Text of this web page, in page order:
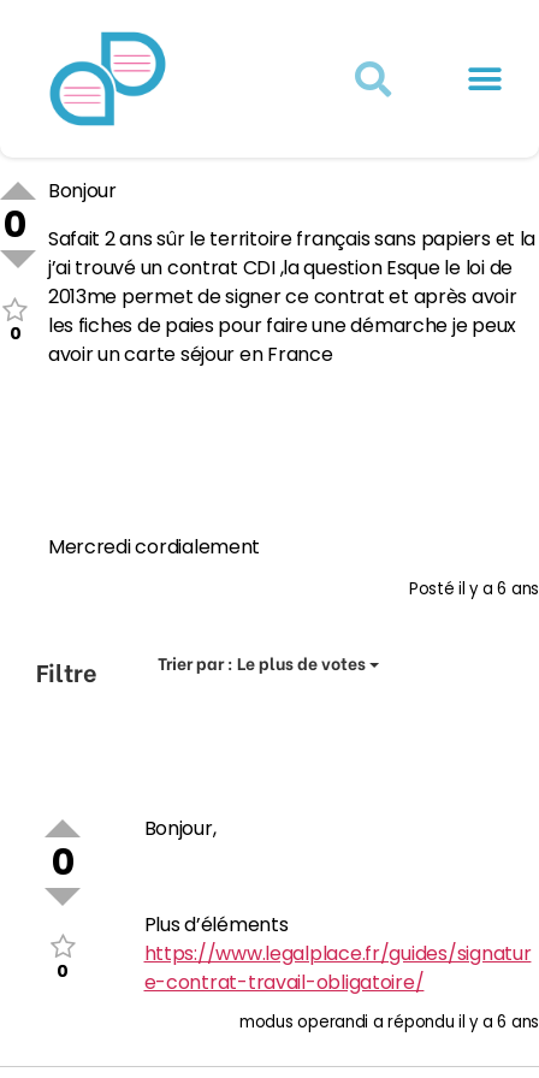
0
0
Bonjour
Safait 2 ans sûr le territoire français sans papiers et la
j’ai trouvé un contrat CDI ,la question Esque le loi de
2013me permet de signer ce contrat et après avoir
les fiches de paies pour faire une démarche je peux
avoir un carte séjour en France
Mercredi cordialement
Postéil y a 6 ans
Filtre Trier par :Le plus de votes
0
0
Bonjour,
Plus d’éléments
https://www.legalplace.fr/guides/signatur
e-contrat-travail-obligatoire/
modus operandi a réponduil y a 6 ans